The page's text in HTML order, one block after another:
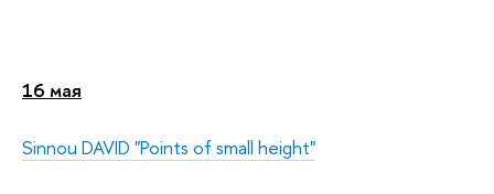
16 мая
Sinnou DAVID "Points of small height"